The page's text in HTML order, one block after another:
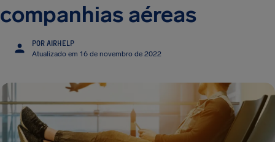
companhias aéreas
POR AIRHELP
Atualizado em 16 de novembro de 2022